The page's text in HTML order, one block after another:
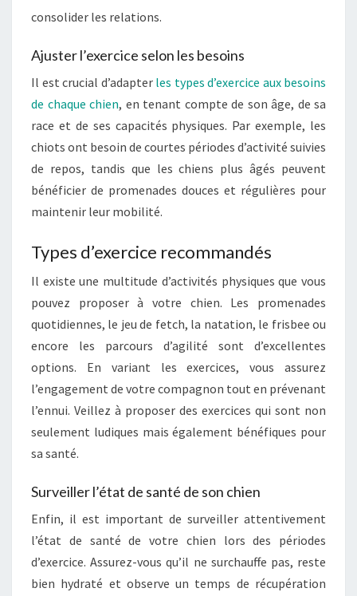
consolider les relations.
Ajuster l’exercice selon les besoins
Il est crucial d’adapter les types d’exercice aux besoins
de chaque chien, en tenant compte de son âge, de sa
race et de ses capacités physiques. Par exemple, les
chiots ont besoin de courtes périodes d’activité suivies
de repos, tandis que les chiens plus âgés peuvent
bénéficier de promenades douces et régulières pour
maintenir leur mobilité.
Types d’exercice recommandés
Il existe une multitude d’activités physiques que vous
pouvez proposer à votre chien. Les promenades
quotidiennes, le jeu de fetch, la natation, le frisbee ou
encore les parcours d’agilité sont d’excellentes
options. En variant les exercices, vous assurez
l’engagement de votre compagnon tout en prévenant
l’ennui. Veillez à proposer des exercices qui sont non
seulement ludiques mais également bénéfiques pour
sa santé.
Surveiller l’état de santé de son chien
Enfin, il est important de surveiller attentivement
l’état de santé de votre chien lors des périodes
d’exercice. Assurez-vous qu’il ne surchauffe pas, reste
bien hydraté et observe un temps de récupération